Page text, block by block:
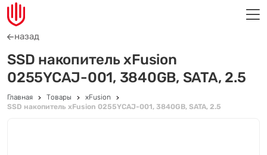
назад
SSD накопитель xFusion
0255YCAJ-001, 3840GB, SATA, 2.5
Главная Товары
xFusion
SSD накопитель xFusion 0255YCAJ-001, 3840GB, SATA, 2.5